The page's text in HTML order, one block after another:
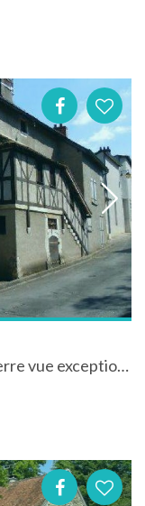
Gite La maison du Guetteur à Sancerre vue exceptionnelle et proche centre ville